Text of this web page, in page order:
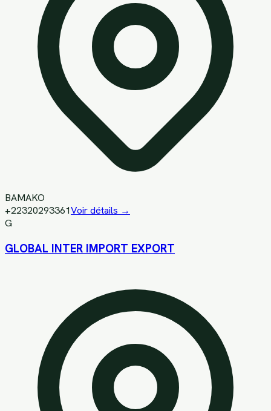
BAMAKO
+22320293361Voir détails →
G
GLOBAL INTER IMPORT EXPORT